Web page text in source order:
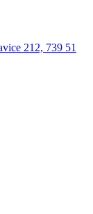
212, 739 51